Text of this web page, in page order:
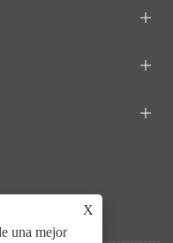
X
una mejor